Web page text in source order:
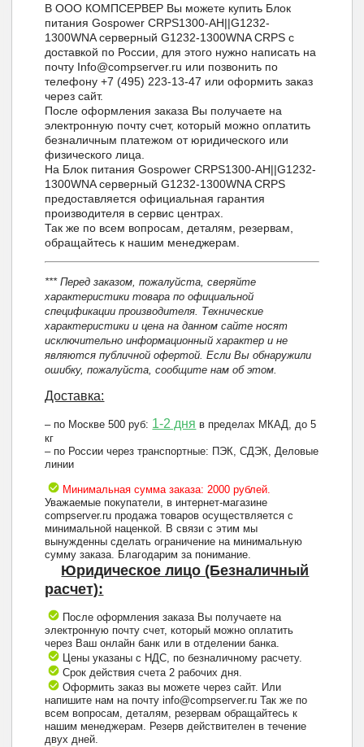
В ООО КОМПСЕРВЕР Вы можете купить Блок
питания Gospower CRPS1300-AH||G1232-
1300WNA серверный G1232-1300WNA CRPS с
доставкой по России, для этого нужно написать на
почту Info@compserver.ru или позвонить по
телефону +7 (495) 223-13-47 или оформить заказ
через сайт.
После оформления заказа Вы получаете на
электронную почту счет, который можно оплатить
безналичным платежом от юридического или
физического лица.
На Блок питания Gospower CRPS1300-AH||G1232-
1300WNA серверный G1232-1300WNA CRPS
предоставляется официальная гарантия
производителя в сервис центрах.
Так же по всем вопросам, деталям, резервам,
обращайтесь к нашим менеджерам.
*** Перед заказом, пожалуйста, сверяйте
характеристики товара по официальной
спецификации производителя. Технические
характеристики и цена на данном сайте носят
исключительно информационный характер и не
являются публичной офертой. Если Вы обнаружили
ошибку, пожалуйста, сообщите нам об этом.
Доставка:
– по Москве 500 руб: 1-2 дня в пределах МКАД, до 5
кг
– по России через транспортные: ПЭК, СДЭК, Деловые
линии
Минимальная сумма заказа: 2000 рублей.
Уважаемые покупатели, в интернет-магазине
compserver.ru продажа товаров осуществляется с
минимальной наценкой. В связи с этим мы
вынужденны сделать ограничение на минимальную
сумму заказа. Благодарим за понимание.
Юридическое лицо (Безналичный
расчет):
После оформления заказа Вы получаете на
электронную почту счет, который можно оплатить
через Ваш онлайн банк или в отделении банка.
Цены указаны с НДС, по безналичному расчету.
Срок действия счета 2 рабочих дня.
Оформить заказ вы можете через сайт. Или
напишите нам на почту info@compserver.ru Так же по
всем вопросам, деталям, резервам обращайтесь к
нашим менеджерам. Резерв действителен в течение
двух дней.